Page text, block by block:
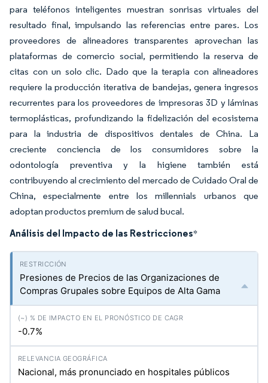
para teléfonos inteligentes muestran sonrisas virtuales del
resultado final, impulsando las referencias entre pares. Los
proveedores de alineadores transparentes aprovechan las
plataformas de comercio social, permitiendo la reserva de
citas con un solo clic. Dado que la terapia con alineadores
requiere la producción iterativa de bandejas, genera ingresos
recurrentes para los proveedores de impresoras 3D y láminas
termoplásticas, profundizando la fidelización del ecosistema
para la industria de dispositivos dentales de China. La
creciente conciencia de los consumidores sobre la
odontología preventiva y la higiene también está
contribuyendo al crecimiento del mercado de Cuidado Oral de
China, especialmente entre los millennials urbanos que
adoptan productos premium de salud bucal.
Análisis del Impacto de las Restricciones*
Presiones de Precios de las Organizaciones de
Compras Grupales sobre Equipos de Alta Gama
-0.7%
Nacional, más pronunciado en hospitales públicos